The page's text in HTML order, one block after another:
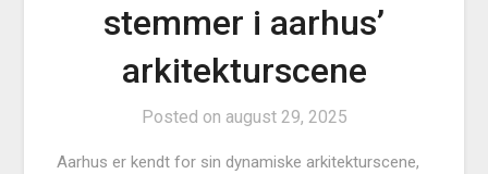
stemmer i aarhus’
arkitekturscene
Posted on august 29, 2025
Aarhus er kendt for sin dynamiske arkitekturscene,